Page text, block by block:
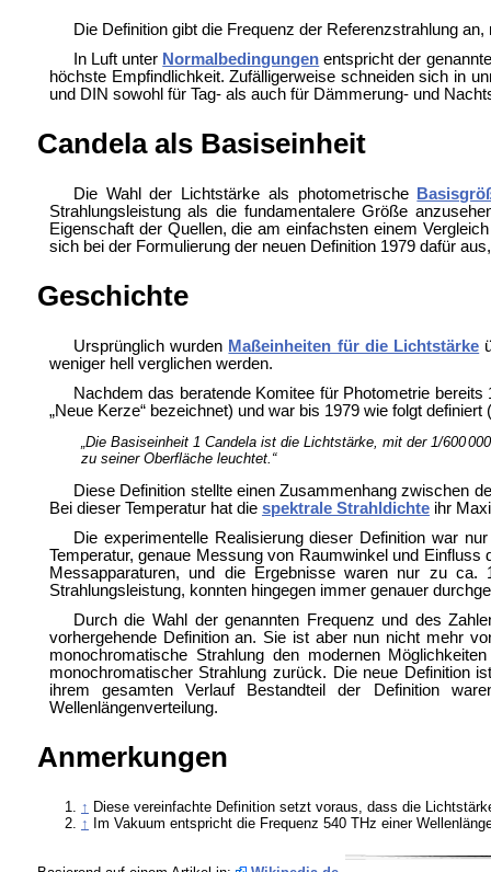
Die Definition gibt die Frequenz der Referenzstrahlung
In Luft unter Normalbedingungen entspricht der
höchste Empfindlichkeit. Zufälligerweise schneiden sich in
und DIN sowohl für Tag- als auch für Dämmerung- und
Candela als Basiseinheit
Die Wahl der Lichtstärke als photometrische
Strahlungsleistung als die fundamentalere Größe
Eigenschaft der Quellen, die am einfachsten einem
sich bei der Formulierung der neuen Definition 1979 dafür
Geschichte
Ursprünglich wurden Maßeinheiten für die Lichtstärke
weniger hell verglichen werden.
Nachdem das beratende Komitee für Photometrie
„Neue Kerze“ bezeichnet) und war bis 1979 wie folgt
„Die Basiseinheit 1 Candela ist die Lichtstärke, mit der 1/600000
zu seiner Oberfläche leuchtet.“
Diese Definition stellte einen Zusammenhang zwischen
Bei dieser Temperatur hat die spektrale Strahldichteihr
Die experimentelle Realisierung dieser Definition war
Temperatur, genaue Messung von Raumwinkel und
Messapparaturen, und die Ergebnisse waren nur zu
Strahlungsleistung, konnten hingegen immer genauer
Durch die Wahl der genannten Frequenz und des
vorhergehende Definition an. Sie ist aber nun nicht mehr
monochromatische Strahlung den modernen
monochromatischer Strahlung zurück. Die neue Definition
ihrem gesamten Verlauf Bestandteil der Definition
Wellenlängenverteilung.
Anmerkungen
↑ Diese vereinfachte Definition setzt voraus, dass die
↑ Im Vakuum entspricht die Frequenz 540 THz einer